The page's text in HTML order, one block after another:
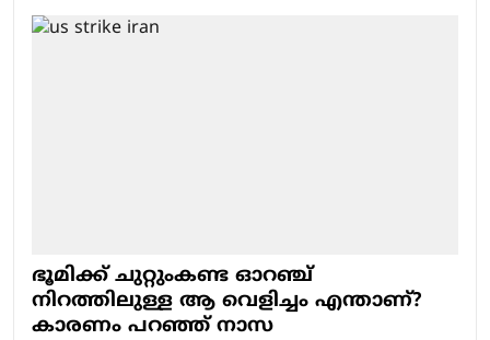
ഭൂമിക്ക് ചുറ്റുംകണ്ട ഓറഞ്ച്
നിറത്തിലുള്ള ആ വെളിച്ചം എന്താണ്?
കാരണം പറഞ്ഞ് നാസ